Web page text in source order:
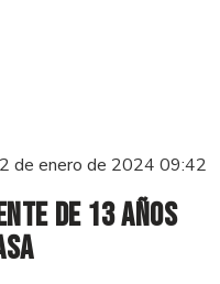
de enero de 2024 09:42
de 13 años